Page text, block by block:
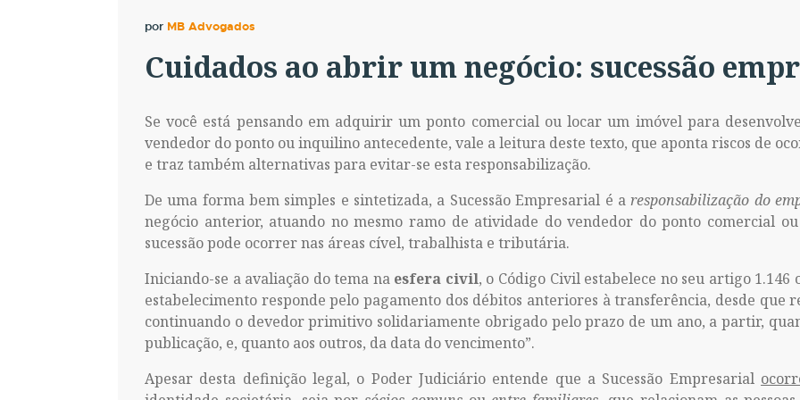
por MB Advogados
Cuidados ao abrir um negócio: sucessão
Se você está pensando em adquirir um ponto comercial ou locar um imóvel para
vendedor do ponto ou inquilino antecedente, vale a leitura deste texto, que aponta riscos de
e traz também alternativas para evitar-se esta responsabilização.
De uma forma bem simples e sintetizada, a Sucessão Empresarial é aresponsabilização do
negócio anterior, atuando no mesmo ramo de atividade do vendedor do ponto comercial
sucessão pode ocorrer nas áreas cível, trabalhista e tributária.
Iniciando-se a avaliação do tema na esfera civil, o Código Civil estabelece no seu artigo
estabelecimento responde pelo pagamento dos débitos anteriores à transferência, desde que
continuando o devedor primitivo solidariamente obrigado pelo prazo de um ano, a partir,
publicação, e, quanto aos outros, da data do vencimento”.
Apesar desta definição legal, o Poder Judiciário entende que a Sucessão Empresarial